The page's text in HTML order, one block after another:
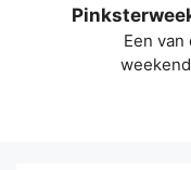
Een